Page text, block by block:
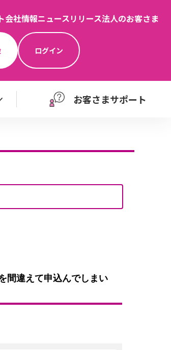
会社情報ニュースリリース法人のお客さま
ログイン
お客さまサポート
間違えて申込んでしまい